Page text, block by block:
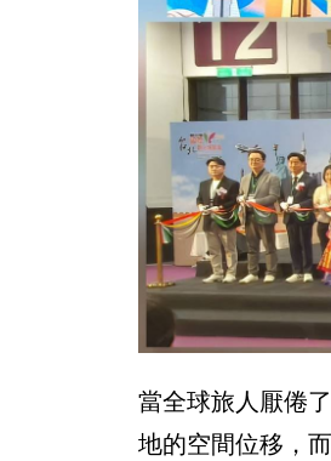
當全球旅人厭倦
地的空間位移，